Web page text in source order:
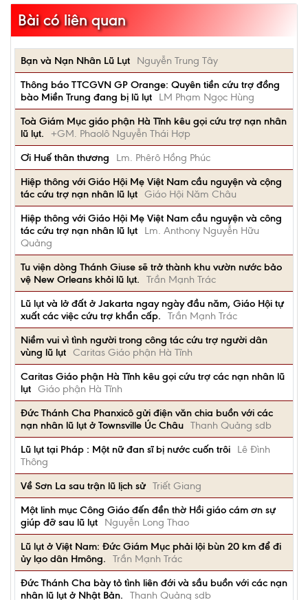
Bài có liên quan
Bạn và Nạn Nhân Lũ Lụt
Nguyễn Trung Tây
Thông báo TTCGVN GP Orange: Quyên tiền cứu trợ đồng
bào Miền Trung đang bị lũ lụt
LM Phạm Ngọc Hùng
Toà Giám Mục giáo phận Hà Tĩnh kêu gọi cứu trợ nạn nhân
lũ lụt.
+GM. Phaolô Nguyễn Thái Hợp
Ơi Huế thân thương
Lm. Phêrô Hồng Phúc
Hiệp thông với Giáo Hội Mẹ Việt Nam cầu nguyện và cộng
tác cứu trợ nạn nhân lũ lụt Giáo Hội Năm Châu
Hiệp thông với Giáo Hội Mẹ Việt Nam cầu nguyện và công
tác cứu trợ nạn nhân lũ lụt
Lm. Anthony Nguyễn Hữu
Quảng
Tu viện dòng Thánh Giuse sẽ trở thành khu vườn nước bảo
vệ New Orleans khỏi lũ lụt.
Trần Mạnh Trác
Lũ lụt và lở đất ở Jakarta ngay ngày đầu năm, Giáo Hội tự
xuất các việc cứu trợ khẩn cấp.
Trần Mạnh Trác
Niềm vui vì tình người trong công tác cứu trợ người dân
vùng lũ lụt Caritas Giáo phận Hà Tĩnh
Caritas Giáo phận Hà Tĩnh kêu gọi cứu trợ các nạn nhân lũ
lụt Giáo phận Hà Tĩnh
Đức Thánh Cha Phanxicô gửi điện văn chia buồn với các
nạn nhân lũ lụt ở Townsville Úc Châu Thanh Quảng sdb
Lũ lụt tại Pháp : Một nữ đan sĩ bị nước cuốn trôi
Lê Đình
Thông
Về Sơn La sau trận lũ lịch sử Triết Giang
Một linh mục Công Giáo đến đền thờ Hồi giáo cám ơn sự
giúp đỡ sau lũ lụt
Nguyễn Long Thao
Lũ lụt ở Việt Nam: Đức Giám Mục phải lội bùn 20 km để đi
ủy lạo dân Hmông.
Trần Mạnh Trác
Đức Thánh Cha bày tỏ tình liên đới và sầu buồn với các nạn
nhân lũ lụt ở Nhật Bản.
Thanh Quảng sdb